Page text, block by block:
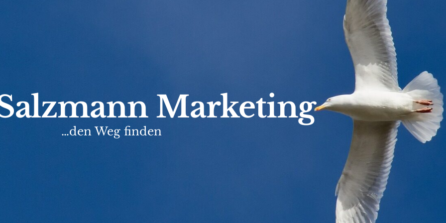
Marketing
…den Weg finden